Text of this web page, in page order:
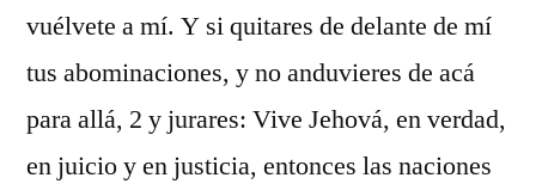
vuélvete a mí. Y si quitares de delante de mí
tus abominaciones, y no anduvieres de acá
para allá, 2 y jurares: Vive Jehová, en verdad,
en juicio y en justicia, entonces las naciones